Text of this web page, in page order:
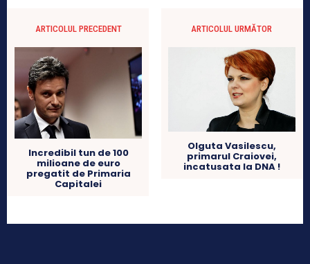
ARTICOLUL PRECEDENT
Incredibil tun de 100
milioane de euro
pregatit de Primaria
Capitalei
ARTICOLUL URMĂTOR
Olguta Vasilescu,
primarul Craiovei,
incatusata la DNA !